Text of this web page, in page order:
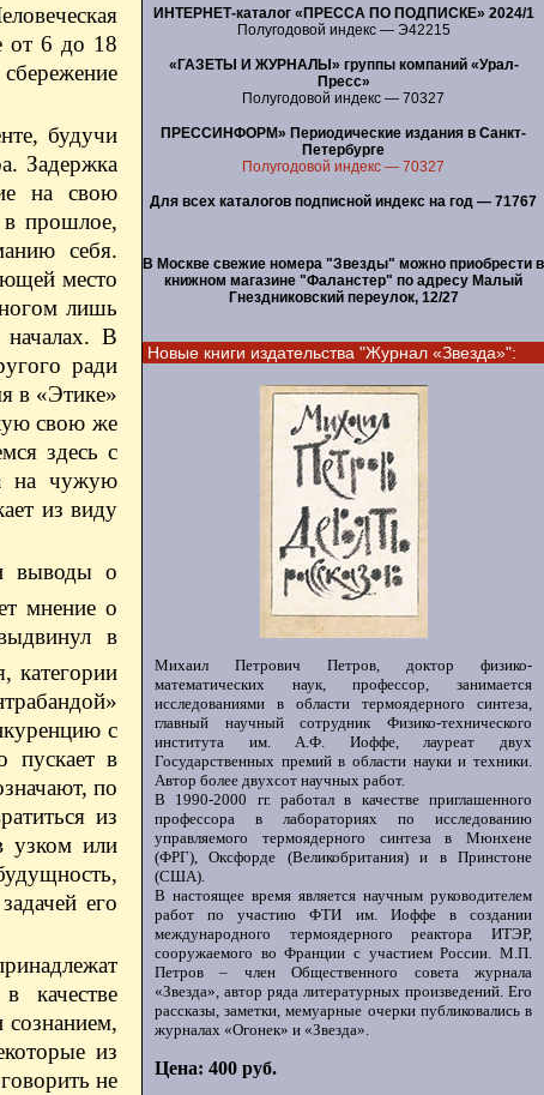
от 6 до 18
будучи
Задержка
на свою
в прошлое,
себя.
место
лишь
В
ради
в «Этике»
свою же
здесь с
на чужую
из виду
выводы о
мнение о
в
категории
с
пускает в
по
из
узком или
его
качестве
из
не
ИНТЕРНЕТ-каталог «ПРЕССА ПО ПОДПИСКЕ» 2024/1
Полугодовой индекс — Э42215
«ГАЗЕТЫ И ЖУРНАЛЫ» группы компаний «Урал-
Пресс»
Полугодовой индекс — 70327
ПРЕССИНФОРМ» Периодические издания в Санкт-
Петербурге
Полугодовой индекс — 70327
Для всех каталогов подписной индекс на год — 71767
В Москве свежие номера "Звезды" можно приобрести в
книжном магазине "Фаланстер" по адресу Малый
Гнездниковский переулок, 12/27
Новые книги издательства "Журнал «Звезда»":
Михаил Петрович Петров, доктор физико-
математических наук, профессор, занимается
исследованиями в области термоядерного синтеза,
главный научный сотрудник Физико-технического
института им. А.Ф. Иоффе, лауреат двух
Государственных премий в области науки и техники.
Автор более двухсот научных работ.
В 1990-2000 гг. работал в качестве приглашенного
профессора в лабораториях по исследованию
управляемого термоядерного синтеза в Мюнхене
(ФРГ), Оксфорде (Великобритания) и в Принстоне
(США).
В настоящее время является научным руководителем
работ по участию ФТИ им. Иоффе в создании
международного термоядерного реактора ИТЭР,
сооружаемого во Франции с участием России. М.П.
Петров – член Общественного совета журнала
«Звезда», автор ряда литературных произведений. Его
рассказы, заметки, мемуарные очерки публиковались в
журналах «Огонек» и «Звезда».
Цена: 400 руб.